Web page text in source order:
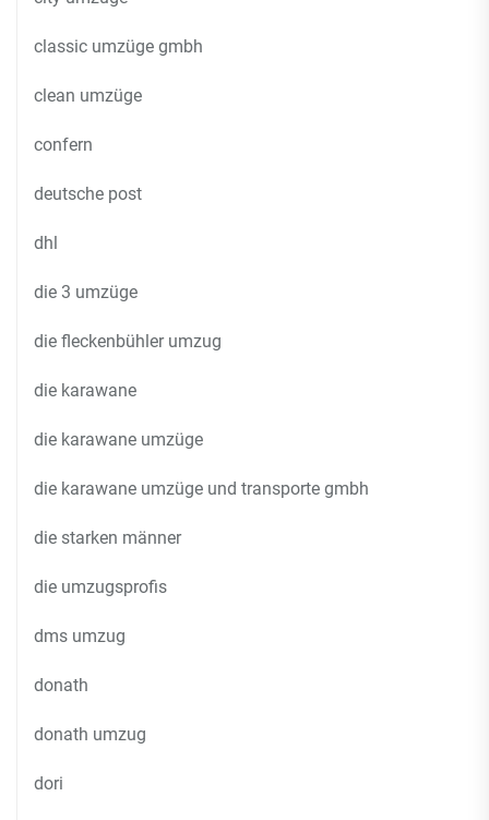
classic umzüge gmbh
clean umzüge
confern
deutsche post
dhl
die 3 umzüge
die fleckenbühler umzug
die karawane
die karawane umzüge
die karawane umzüge und transporte gmbh
die starken männer
die umzugsprofis
dms umzug
donath
donath umzug
dori